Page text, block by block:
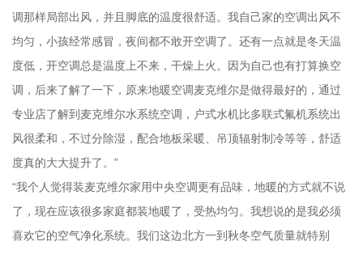
调那样局部出风，并且脚底的温度很舒适。我自己家的空调出风不
均匀，小孩经常感冒，夜间都不敢开空调了。还有一点就是冬天温
度低，开空调总是温度上不来，干燥上火。因为自己也有打算换空
调，后来了解了一下，原来地暖空调麦克维尔是做得最好的，通过
专业店了解到麦克维尔水系统空调，户式水机比多联式氟机系统出
风很柔和，不过分除湿，配合地板采暖、吊顶辐射制冷等等，舒适
度真的大大提升了。”
“我个人觉得装麦克维尔家用中央空调更有品味，地暖的方式就不说
了，现在应该很多家庭都装地暖了，受热均匀。我想说的是我必须
喜欢它的空气净化系统。我们这边北方一到秋冬空气质量就特别